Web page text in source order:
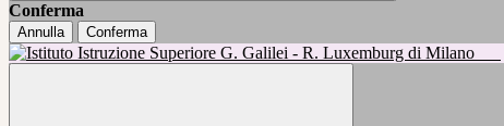
Conferma
Annulla Conferma